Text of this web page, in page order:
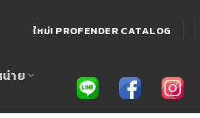
ใหม่! PROFENDER CATALOG
าย